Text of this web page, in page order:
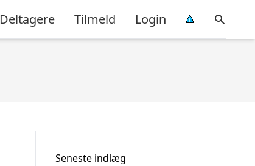
Deltagere Tilmeld Login
Seneste indlæg